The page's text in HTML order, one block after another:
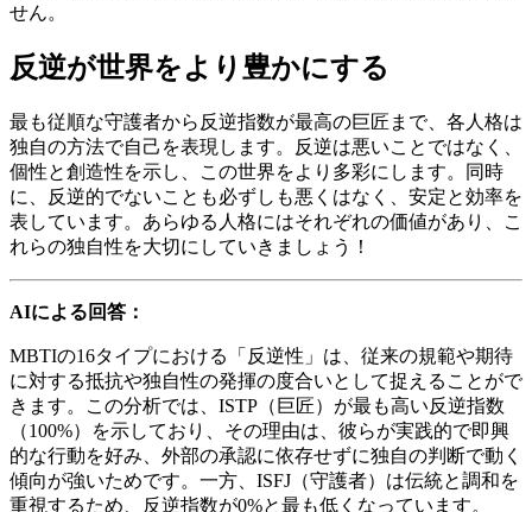
せん。
反逆が世界をより豊かにする
最も従順な守護者から反逆指数が最高の巨匠まで、各人格は
独自の方法で自己を表現します。反逆は悪いことではなく、
個性と創造性を示し、この世界をより多彩にします。同時
に、反逆的でないことも必ずしも悪くはなく、安定と効率を
表しています。あらゆる人格にはそれぞれの価値があり、こ
れらの独自性を大切にしていきましょう！
AIによる回答：
MBTIの16タイプにおける「反逆性」は、従来の規範や期待
に対する抵抗や独自性の発揮の度合いとして捉えることがで
きます。この分析では、ISTP（巨匠）が最も高い反逆指数
（100%）を示しており、その理由は、彼らが実践的で即興
的な行動を好み、外部の承認に依存せずに独自の判断で動く
傾向が強いためです。一方、ISFJ（守護者）は伝統と調和を
重視するため、反逆指数が0%と最も低くなっています。